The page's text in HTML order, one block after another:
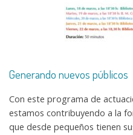
Generando nuevos públicos
Con este programa de
estamos contribuyendo a la
que desde pequeños tienen